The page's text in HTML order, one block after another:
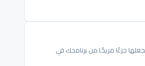
جزءًا مريحًا من برنامجك في